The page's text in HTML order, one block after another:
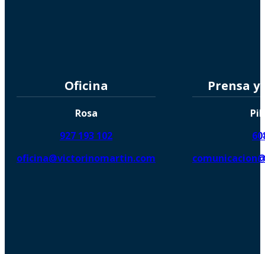
Oficina
Rosa
927 193 102
oficina@victorinomartin.com
Prensa